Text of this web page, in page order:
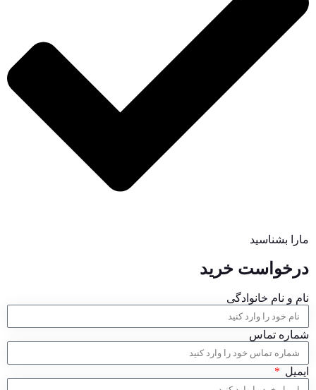
مارا بشناسید
درخواست خرید
نام و نام خانوادگی
شماره تماس
ایمیل